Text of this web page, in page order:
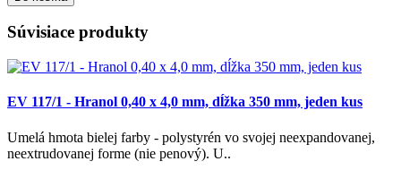
Súvisiace produkty
EV 117/1 - Hranol 0,40 x 4,0 mm, dĺžka 350 mm, jeden kus
Umelá hmota bielej farby - polystyrén vo svojej neexpandovanej,
neextrudovanej forme (nie penový). U..